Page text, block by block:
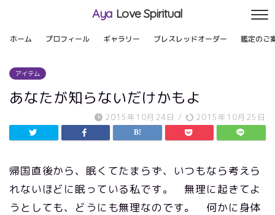
Aya Love Spiritual
ホーム プロフィール ギャラリー ブレスレッドオーダー 鑑定のご
アイテム
あなたが知らないだけかもよ
2015年10月24日 / 2015年10月25日
帰国直後から、眠くてたまらず、いつもなら考えら
れないほどに眠っている私です。 無理に起きてよ
うとしても、どうにも無理なのです。 何かに身体